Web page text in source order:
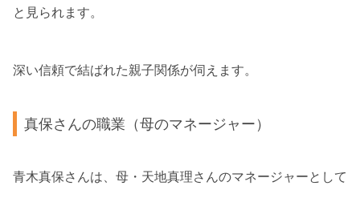
と見られます。
深い信頼で結ばれた親子関係が伺えます。
真保さんの職業（母のマネージャー）
青木真保さんは、母・天地真理さんのマネージャーとして